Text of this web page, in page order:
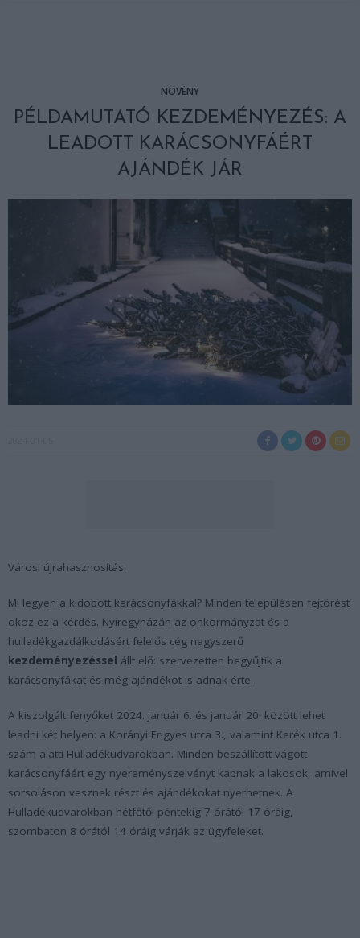
NÖVÉNY
PÉLDAMUTATÓ KEZDEMÉNYEZÉS: A
LEADOTT KARÁCSONYFÁÉRT
AJÁNDÉK JÁR
Városi újrahasznosítás.
Mi legyen a kidobott karácsonyfákkal? Minden településen fejtörést
okoz ez a kérdés. Nyíregyházán az önkormányzat és a
hulladékgazdálkodásért felelős cég nagyszerű
kezdeményezéssel állt elő: szervezetten begyűjtik a
karácsonyfákat és még ajándékot is adnak érte.
A kiszolgált fenyőket 2024. január 6. és január 20. között lehet
leadni két helyen: a Korányi Frigyes utca 3., valamint Kerék utca 1.
szám alatti Hulladékudvarokban. Minden beszállított vágott
karácsonyfáért egy nyereményszelvényt kapnak a lakosok, amivel
sorsoláson vesznek részt és ajándékokat nyerhetnek. A
Hulladékudvarokban hétfőtől péntekig 7 órától 17 óráig,
szombaton 8 órától 14 óráig várják az ügyfeleket.